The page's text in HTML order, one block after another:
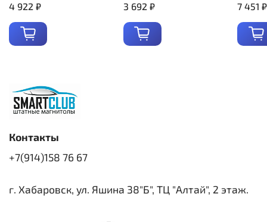
4 922 ₽ 3 692 ₽ 7 451 ₽
Контакты
+7(914)158 76 67
г. Хабаровск, ул. Яшина 38"Б", ТЦ "Алтай", 2 этаж.